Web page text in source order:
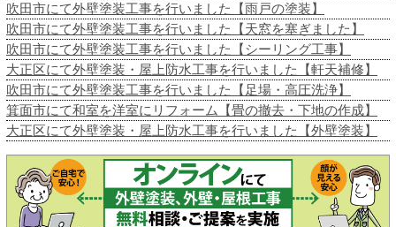
吹田市にて外壁塗装工事を行いました【雨戸の塗装】
吹田市にて外壁塗装工事を行いました【天窓を塞ぎました】
吹田市にて外壁塗装工事を行いました【シーリング工事】
大正区にて外壁塗装・屋上防水工事を行いました【軒天補修】
吹田市にて外壁塗装工事を行いました【足場・高圧洗浄】
箕面市にて和室を洋室にリフォーム【畳の撤去・下地の作成】
大正区にて外壁塗装・屋上防水工事を行いました【外壁塗装】